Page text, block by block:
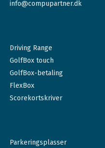
info@compupartner.dk
Driving Range
GolfBox touch
GolfBox-betaling
FlexBox
Scorekortskriver
Parkeringsplasser